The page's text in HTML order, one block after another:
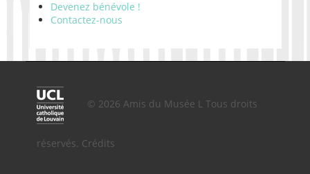
Devenez bénévole !
Contactez-nous
© 2026 Amis du Musée L Tous droits
réservés. Crédits